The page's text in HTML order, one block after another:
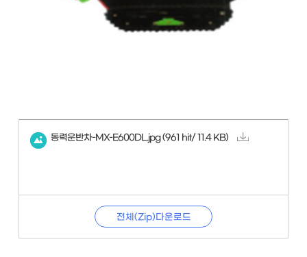
동력운반차-MX-E600DL.jpg (961 hit/ 11.4 KB)
전체(Zip)다운로드